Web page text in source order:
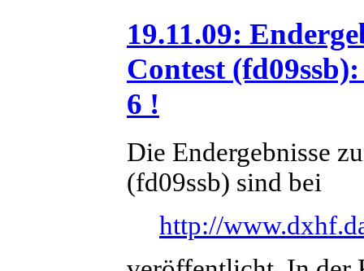
19.11.09:
Contest
6 !
Die Endergebnisse
(fd09ssb) sind bei
http://